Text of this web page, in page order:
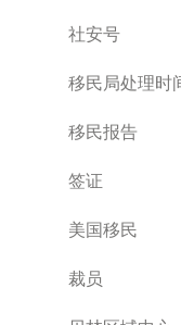
社安号
移民局处理时
移民报告
签证
美国移民
裁员